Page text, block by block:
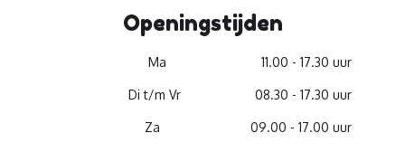
Openingstijden
Ma 11.00 - 17.30 uur
Di t/m Vr 08.30 - 17.30 uur
Za 09.00 - 17.00 uur